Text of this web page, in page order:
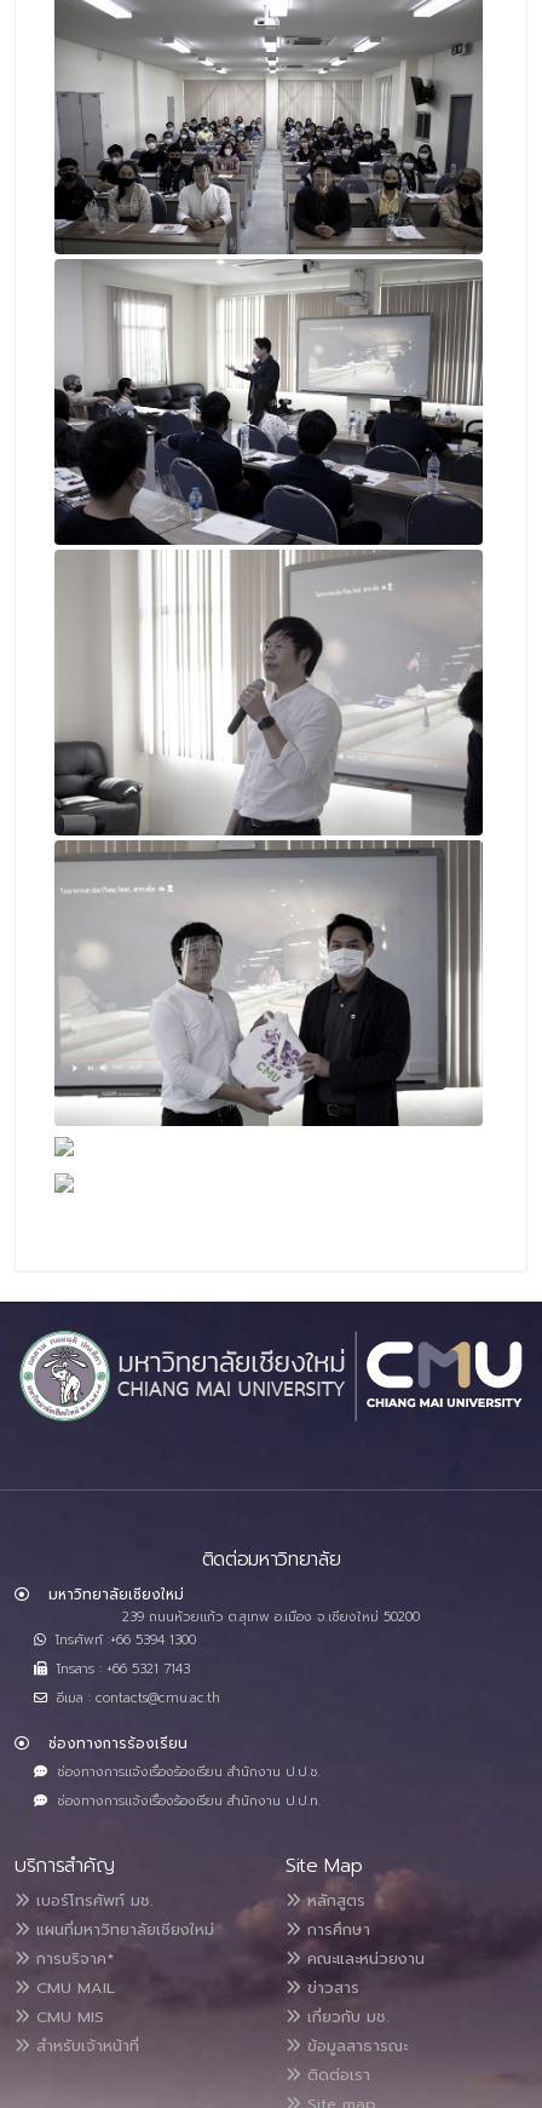
ติดต่อมหาวิทยาลัย
มหาวิทยาลัยเชียงใหม่
239 ถนนห้วยแก้ว ต.สุเทพ อ.เมือง จ.เชียงใหม่ 50200
โทรศัพท์ :+66 5394 1300
โทรสาร : +66 5321 7143
อีเมล : contacts@cmu.ac.th
ช่องทางการร้องเรียน
ช่องทางการแจ้งเรื่องร้องเรียน สำนักงาน ป.ป.ช.
ช่องทางการแจ้งเรื่องร้องเรียน สำนักงาน ป.ป.ท.
บริการสำคัญ
เบอร์โทรศัพท์ มช.
แผนที่มหาวิทยาลัยเชียงใหม่
การบริจาค*
CMU MAIL
CMU MIS
สำหรับเจ้าหน้าที่
Site Map
หลักสูตร
การศึกษา
คณะและหน่วยงาน
ข่าวสาร
เกี่ยวกับ มช.
ข้อมูลสาธารณะ
ติดต่อเรา